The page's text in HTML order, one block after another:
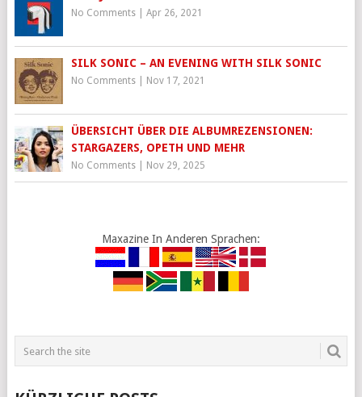
No Comments| Apr 26, 2021
SILK SONIC – AN EVENING WITH SILK SONIC
No Comments| Nov 17, 2021
ÜBERSICHT ÜBER DIE ALBUMREZENSIONEN:
STARGAZERS, OPETH UND MEHR
No Comments| Nov 29, 2025
Maxazine In Anderen Sprachen: